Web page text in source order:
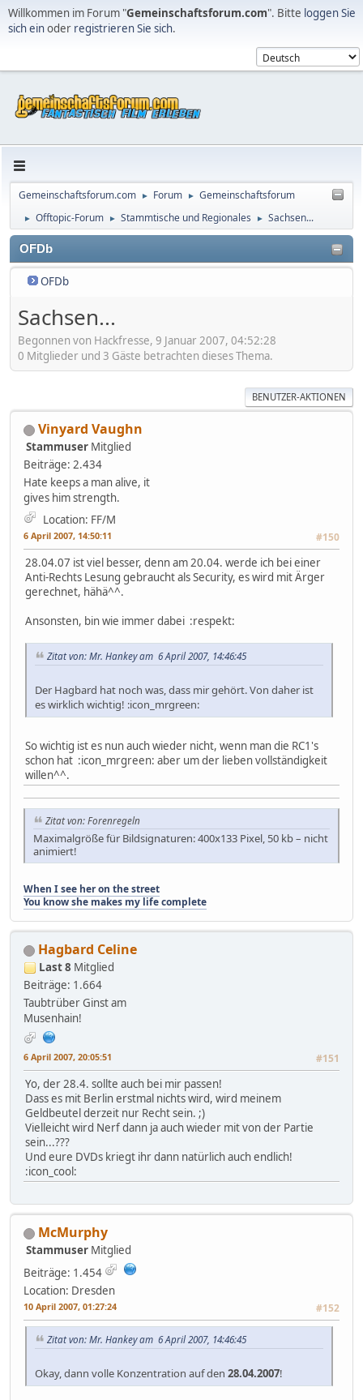
Willkommen im Forum "Gemeinschaftsforum.com". Bitte loggen Sie
sich einoder registrieren Sie sich.
Gemeinschaftsforum.com ► Forum ► Gemeinschaftsforum
► Offtopic-Forum ► Stammtische und Regionales ► Sachsen...
OFDb
OFDb
Sachsen...
Begonnen von Hackfresse, 9 Januar 2007, 04:52:28
0 Mitglieder und 3 Gäste betrachten dieses Thema.
BENUTZER-AKTIONEN
Vinyard Vaughn
Stammuser Mitglied
Beiträge: 2.434
Hate keeps a man alive, it
gives him strength.
Location: FF/M
6 April 2007, 14:50:11 #150
28.04.07 ist viel besser, denn am 20.04. werde ich bei einer
Anti-Rechts Lesung gebraucht als Security, es wird mit Ärger
gerechnet, hähä^^.
Ansonsten, bin wie immer dabei :respekt:
Zitat von: Mr. Hankey am 6 April 2007, 14:46:45
Der Hagbard hat noch was, dass mir gehört. Von daher ist
es wirklich wichtig! :icon_mrgreen:
So wichtig ist es nun auch wieder nicht, wenn man die RC1's
schon hat :icon_mrgreen: aber um der lieben vollständigkeit
willen^^.
Zitat von: Forenregeln
Maximalgröße für Bildsignaturen: 400x133 Pixel, 50 kb – nicht
animiert!
When I see her on the street
You know she makes my life complete
Hagbard Celine
Last 8 Mitglied
Beiträge: 1.664
Taubtrüber Ginst am
Musenhain!
6 April 2007, 20:05:51 #151
Yo, der 28.4. sollte auch bei mir passen!
Dass es mit Berlin erstmal nichts wird, wird meinem
Geldbeutel derzeit nur Recht sein. ;)
Vielleicht wird Nerf dann ja auch wieder mit von der Partie
sein...???
Und eure DVDs kriegt ihr dann natürlich auch endlich!
:icon_cool:
McMurphy
Stammuser Mitglied
Beiträge: 1.454
Location: Dresden
10 April 2007, 01:27:24 #152
Zitat von: Mr. Hankey am 6 April 2007, 14:46:45
Okay, dann volle Konzentration auf den 28.04.2007!